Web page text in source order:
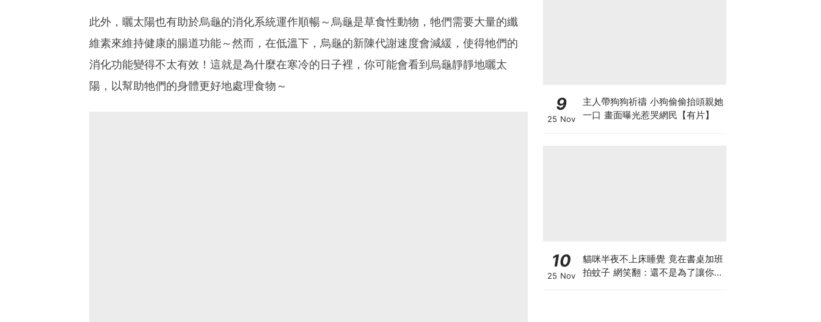
此外，曬太陽也有助於烏龜的消化系統運作順暢～烏龜是草食性動物，牠們需要大量的纖
維素來維持健康的腸道功能～然而，在低溫下，烏龜的新陳代謝速度會減緩，使得牠們的
消化功能變得不太有效！這就是為什麼在寒冷的日子裡，你可能會看到烏龜靜靜地曬太
陽，以幫助牠們的身體更好地處理食物～
9
25 Nov
主人帶狗狗祈禱 小狗偷偷抬頭親她
一口 畫面曝光惹哭網民【有片】
10
25 Nov
貓咪半夜不上床睡覺 竟在書桌加班
拍蚊子 網笑翻：還不是為了讓你睡